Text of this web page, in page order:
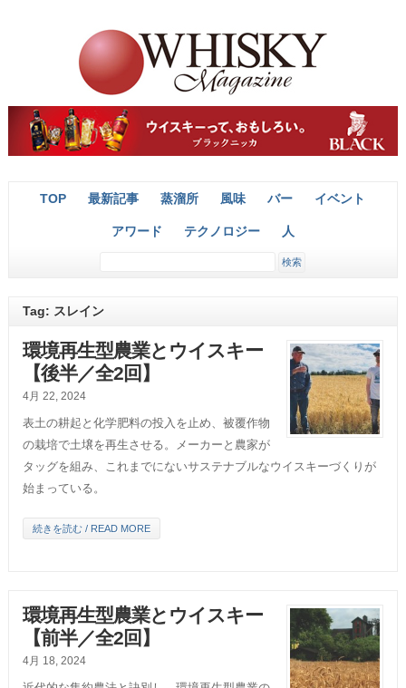
TOP 最新記事 蒸溜所 風味 バー イベント
アワード テクノロジー 人
Tag: スレイン
環境再生型農業とウイスキー
【後半／全2回】
4月 22, 2024
表土の耕起と化学肥料の投入を止め、被覆作物
の栽培で土壌を再生させる。メーカーと農家が
タッグを組み、これまでにないサステナブルなウイスキーづくりが
始まっている。
続きを読む / READ MORE
環境再生型農業とウイスキー
【前半／全2回】
4月 18, 2024